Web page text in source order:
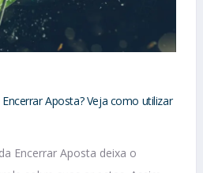
Aposta? Veja como utilizar
Encerrar Aposta deixa o